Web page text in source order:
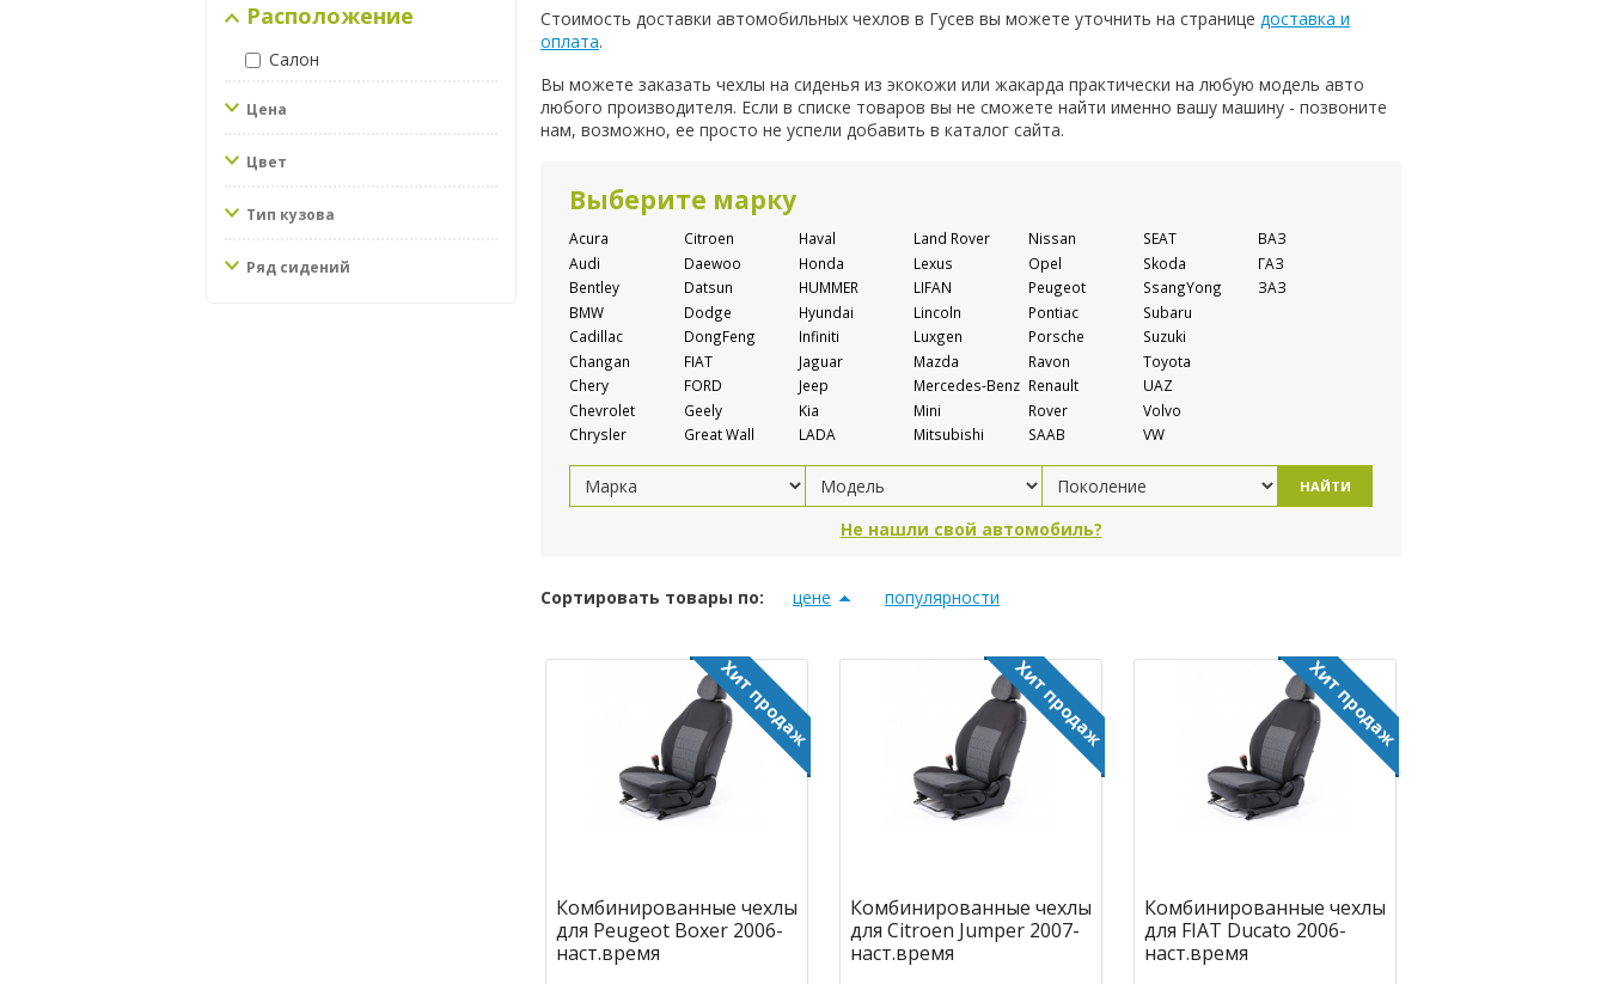
Расположение
Салон
Цена
Цвет
Тип кузова
Ряд сидений
Стоимость доставки автомобильных чехлов в Гусев вы можете уточнить на странице доставка и
оплата.
Вы можете заказать чехлы на сиденья из экокожи или жакарда практически на любую модель авто
любого производителя. Если в списке товаров вы не сможете найти именно вашу машину - позвоните
нам, возможно, ее просто не успели добавить в каталог сайта.
Выберите марку
Acura
Audi
Bentley
BMW
Cadillac
Changan
Chery
Chevrolet
Chrysler
Citroen
Daewoo
Datsun
Dodge
DongFeng
FIAT
FORD
Geely
Great Wall
Haval
Honda
HUMMER
Hyundai
Infiniti
Jaguar
Jeep
Kia
LADA
Land Rover
Lexus
LIFAN
Lincoln
Luxgen
Mazda
Mercedes-Benz
Mini
Mitsubishi
Nissan
Opel
Peugeot
Pontiac
Porsche
Ravon
Renault
Rover
SAAB
SEAT
Skoda
SsangYong
Subaru
Suzuki
Toyota
UAZ
Volvo
VW
ВАЗ
ГАЗ
ЗАЗ
НАЙТИ
Не нашли свой автомобиль?
Сортировать товары по: цене популярности
Комбинированные чехлы
для Peugeot Boxer 2006-
наст.время
Комбинированные чехлы
для Citroen Jumper 2007-
наст.время
Комбинированные чехлы
для FIAT Ducato 2006-
наст.время